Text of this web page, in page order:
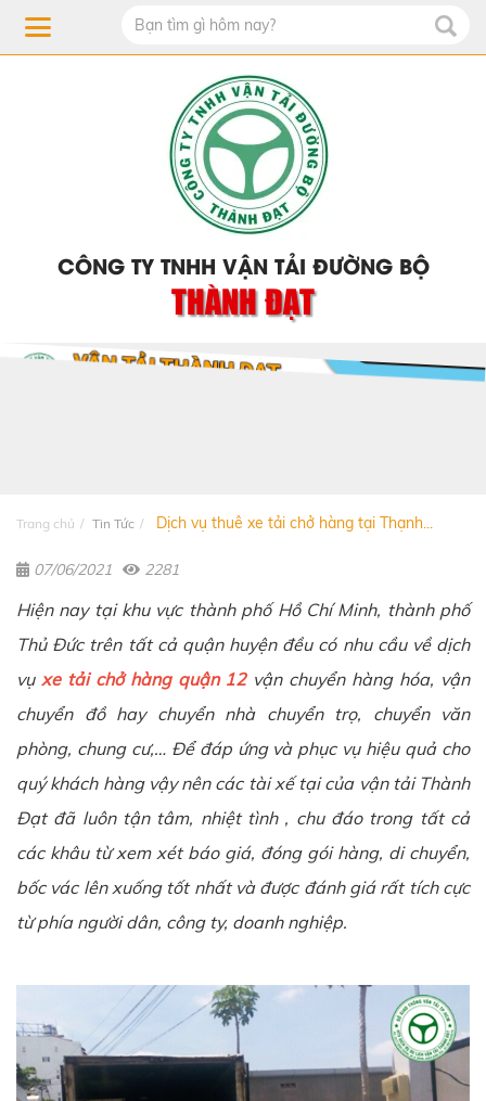
CÔNG TY TNHH VẬN TẢI ĐƯỜNG BỘ
THÀNH ĐẠT
Trang chủ Tin Tức Dịch vụ thuê xe tải chở hàng tại Thạnh...
07/06/2021 2281
Hiện nay tại khu vực thành phố Hồ Chí Minh, thành phố
Thủ Đức trên tất cả quận huyện đều có nhu cầu về dịch
vụ xe tải chở hàng quận 12vận chuyển hàng hóa, vận
chuyển đồ hay chuyển nhà chuyển trọ, chuyển văn
phòng, chung cư,… Để đáp ứng và phục vụ hiệu quả cho
quý khách hàng vậy nên các tài xế tại của vận tải Thành
Đạt đã luôn tận tâm, nhiệt tình , chu đáo trong tất cả
các khâu từ xem xét báo giá, đóng gói hàng, di chuyển,
bốc vác lên xuống tốt nhất và được đánh giá rất tích cực
từ phía người dân, công ty, doanh nghiệp.